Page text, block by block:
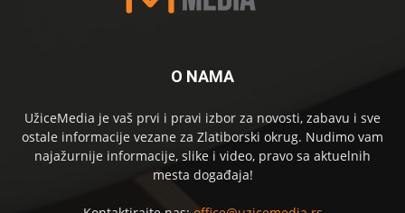
O NAMA
UžiceMedia je vaš prvi i pravi izbor za novosti, zabavu i sve
ostale informacije vezane za Zlatiborski okrug. Nudimo vam
najažurnije informacije, slike i video, pravo sa aktuelnih
mesta događaja!